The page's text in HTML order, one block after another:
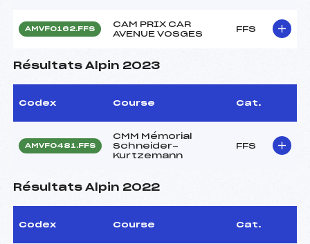
AMVF0162.FFS
CAM PRIX CAR
AVENUE VOSGES
FFS
Résultats Alpin 2023
Codex Course Cat.
AMVF0481.FFS
CMM Mémorial
Schneider-
Kurtzemann
FFS
Résultats Alpin 2022
Codex Course Cat.